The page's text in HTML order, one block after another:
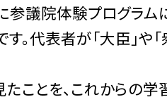
議院体験プログラム
代表者が「大臣」や「
ことを、これからの学